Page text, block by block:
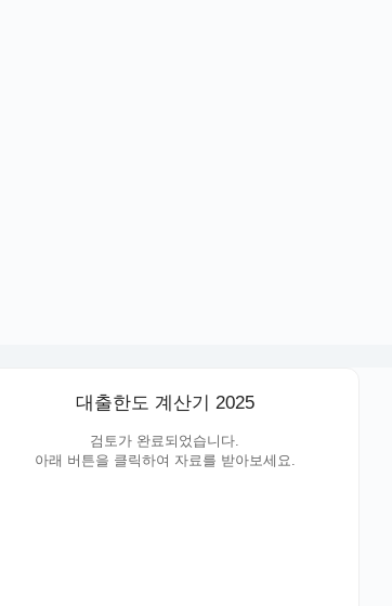
대출한도 계산기 2025
검토가 완료되었습니다.
아래 버튼을 클릭하여 자료를 받아보세요.